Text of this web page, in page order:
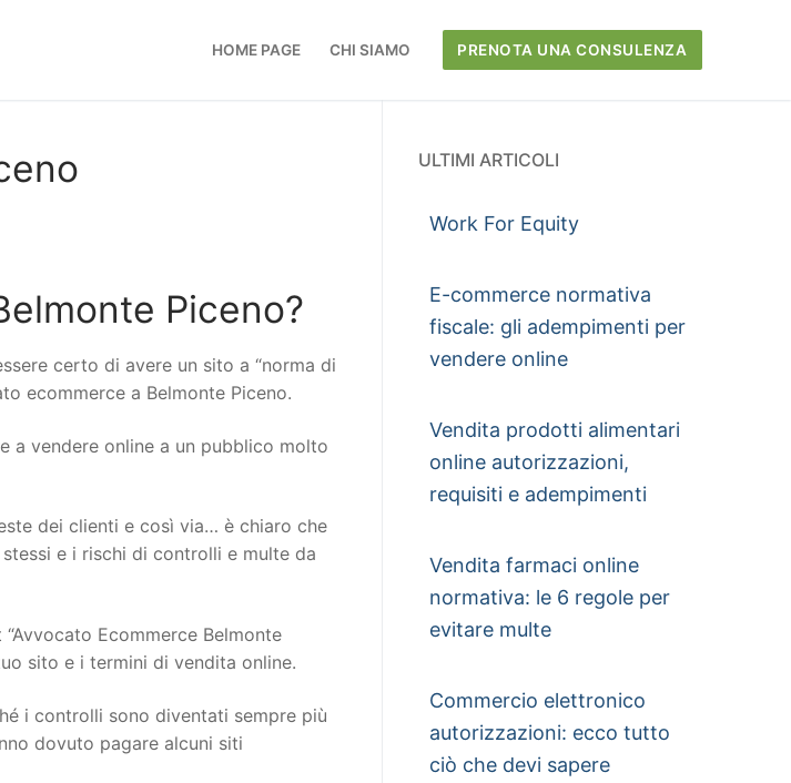
HOME PAGE CHI SIAMO PRENOTA UNA CONSULENZA
Piceno?
certo di avere un sito a “norma di
ecommerce a Belmonte Piceno.
a vendere online a un pubblico molto
dei clienti e così via… è chiaro che
e i rischi di controlli e multe da
Ecommerce Belmonte
sito e i termini di vendita online.
i controlli sono diventati sempre più
dovuto pagare alcuni siti
ULTIMI ARTICOLI
Work For Equity
E-commerce normativa
fiscale: gli adempimenti per
vendere online
Vendita prodotti alimentari
online autorizzazioni,
requisiti e adempimenti
Vendita farmaci online
normativa: le 6 regole per
evitare multe
Commercio elettronico
autorizzazioni: ecco tutto
ciò che devi sapere